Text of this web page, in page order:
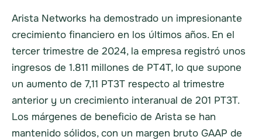
Arista Networks ha demostrado un impresionante
crecimiento financiero en los últimos años. En el
tercer trimestre de 2024, la empresa registró unos
ingresos de 1.811 millones de PT4T, lo que supone
un aumento de 7,11 PT3T respecto al trimestre
anterior y un crecimiento interanual de 201 PT3T.
Los márgenes de beneficio de Arista se han
mantenido sólidos, con un margen bruto GAAP de